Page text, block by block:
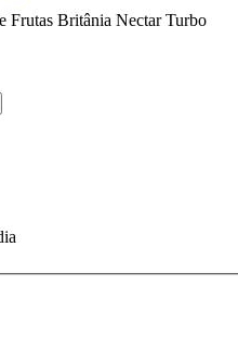
Frutas Britânia Nectar Turbo